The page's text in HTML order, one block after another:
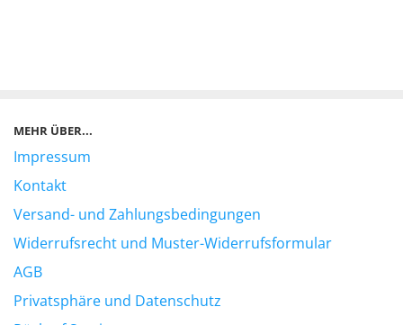
MEHR ÜBER...
Impressum
Kontakt
Versand- und Zahlungsbedingungen
Widerrufsrecht und Muster-Widerrufsformular
AGB
Privatsphäre und Datenschutz